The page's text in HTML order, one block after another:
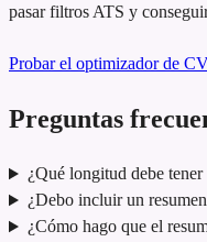
pasar filtros ATS y
Probar el optimizador de
Preguntas
¿Qué longitud debe
¿Debo incluir un
¿Cómo hago que el